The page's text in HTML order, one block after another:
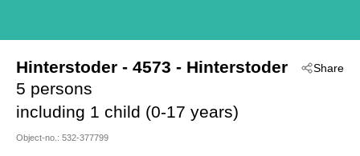
Share
Hinterstoder - 4573 - Hinterstoder
5 persons
including 1 child (0-17 years)
Object-no.: 532-377799